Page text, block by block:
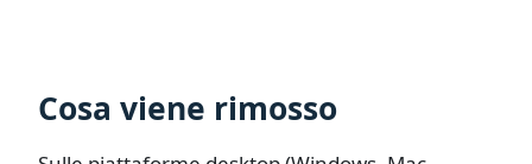
Cosa viene rimosso